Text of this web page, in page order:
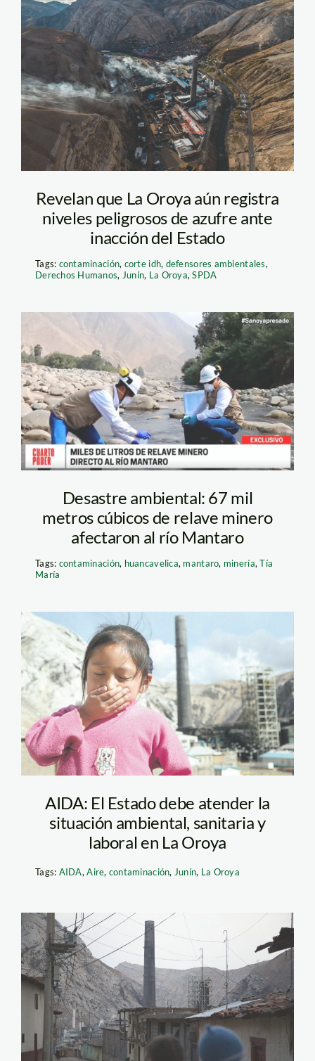
la-oroya—
contaminacion—
diego-perez—spda
Revelan que La Oroya aún registra
niveles peligrosos de azufre ante
inacción del Estado
Tags: contaminación, corte idh, defensores ambientales,
Derechos Humanos, Junín, La Oroya,SPDA
relave-minera-cobriza
Desastre ambiental: 67 mil
metros cúbicos de relave minero
afectaron al río Mantaro
Tags: contaminación, huancavelica, mantaro, minería,Tía
María
AIDA: El Estado debe atender la
situación ambiental, sanitaria y
laboral en La Oroya
Tags: AIDA,Aire, contaminación, Junín, La Oroya